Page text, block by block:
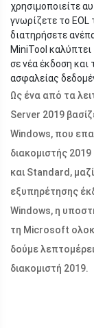
χρησιμοποιείτε
γνωρίζετε το EOL
διατηρήσετε
MiniTool καλύπτει
σε νέα έκδοση
ασφαλείας
Ως ένα από τα
Server 2019
Windows, που
διακομιστής
και Standard,
εξυπηρέτησης
Windows, η
τη Microsoft
δούμε
διακομιστή 2019.